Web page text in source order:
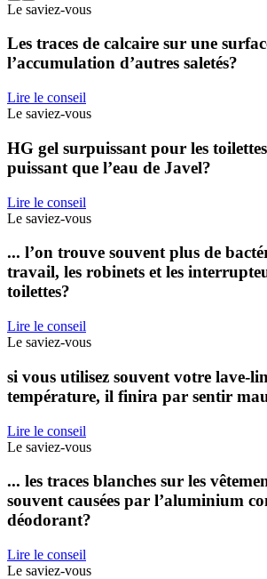
Le saviez-vous
Les traces de calcaire sur une
l’accumulation d’autres saletés?
Lire le conseil
Le saviez-vous
HG gel surpuissant pour les
puissant que l’eau de Javel?
Lire le conseil
Le saviez-vous
... l’on trouve souvent plus de
travail, les robinets et les
toilettes?
Lire le conseil
Le saviez-vous
si vous utilisez souvent votre lave-
température, il finira par sentir
Lire le conseil
Le saviez-vous
... les traces blanches sur les
souvent causées par l’aluminium
déodorant?
Lire le conseil
Le saviez-vous